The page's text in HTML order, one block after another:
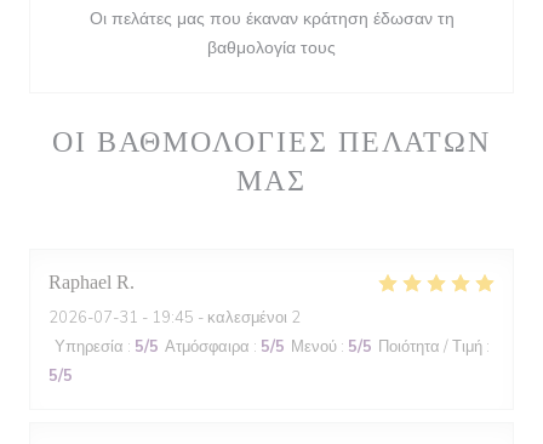
ΟΙ ΒΑΘΜΟΛΟΓΊΕΣ ΠΕΛΑΤΏΝ
ΜΑΣ
Raphael R
2026-07-31 - 19:45 - καλεσμένοι 2
Υπηρεσία : 5/5 Ατμόσφαιρα : 5/5 Μενού : 5/5 Ποιότητα / Τιμή :
5/5
Οι πελάτες μας που έκαναν κράτηση έδωσαν τη
βαθμολογία τους